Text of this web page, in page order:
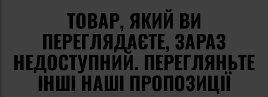
ТОВАР, ЯКИЙ ВИ
ПЕРЕГЛЯДАЄТЕ, ЗАРАЗ
НЕДОСТУПНИЙ. ПЕРЕГЛЯНЬТЕ
ІНШІ НАШІ ПРОПОЗИЦІЇ